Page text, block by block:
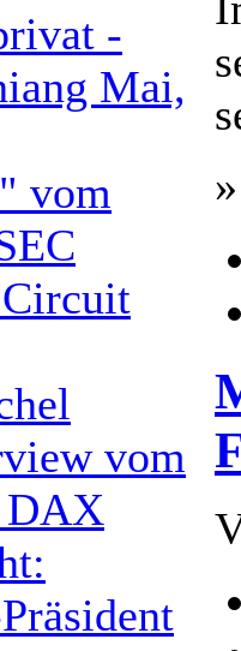
-
Mai,
vom
Circuit
vom
DAX
»